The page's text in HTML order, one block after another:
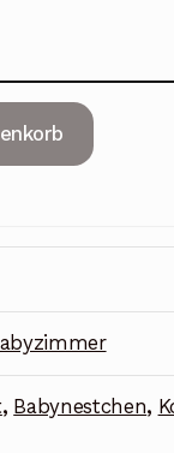
, Babynestchen,